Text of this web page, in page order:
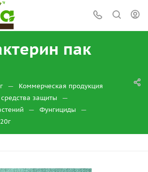
пак
— Коммерческая продукция
защиты —
— Фунгициды —